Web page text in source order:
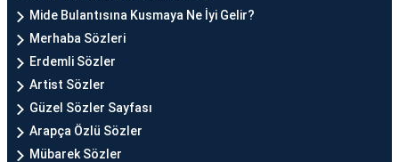
Mide Bulantısına Kusmaya Ne İyi Gelir?
Merhaba Sözleri
Erdemli Sözler
Artist Sözler
Güzel Sözler Sayfası
Arapça Özlü Sözler
Mübarek Sözler